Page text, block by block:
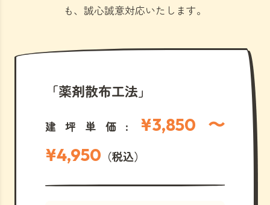
も、誠心誠意対応いたします。
「薬剤散布工法」
建坪単価: ¥3,850 〜
¥4,950 （税込）